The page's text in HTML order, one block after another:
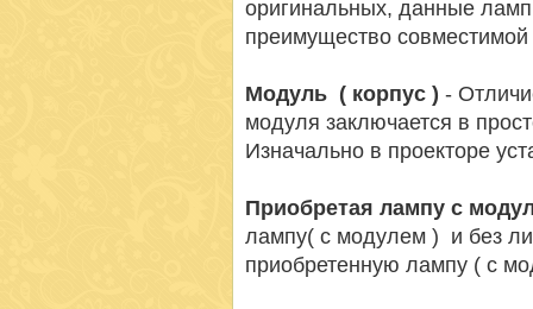
оригинальных, данные
преимущество
Модуль ( корпус ) -
модуля заключается в
Изначально в проекторе
Приобретая лампу с
лампу( с модулем ) и без
приобретенную лампу ( с